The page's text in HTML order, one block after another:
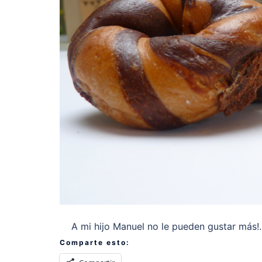
A mi hijo Manuel no le pueden gustar
Comparte esto: